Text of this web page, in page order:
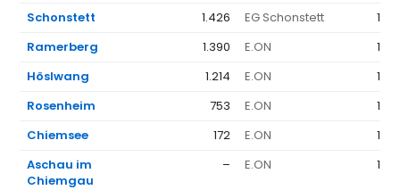
Schonstett
1.426 EG Schonstett
Ramerberg
1.390 E.ON
Höslwang
1.214 E.ON
Rosenheim
753 E.ON
Chiemsee
172 E.ON
Aschau im
Chiemgau
– E.ON